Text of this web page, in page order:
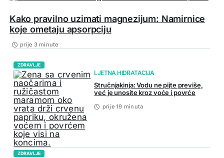
Kako pravilno uzimati magnezijum: Namirnice
koje ometaju apsorpciju
prije 3 minute
ZDRAVLJE
LJETNA HIDRATACIJA
Stručnjakinja: Vodu ne pijte previše,
već je unosite kroz voće i povrće
prije 19 minuta
ZDRAVLJE